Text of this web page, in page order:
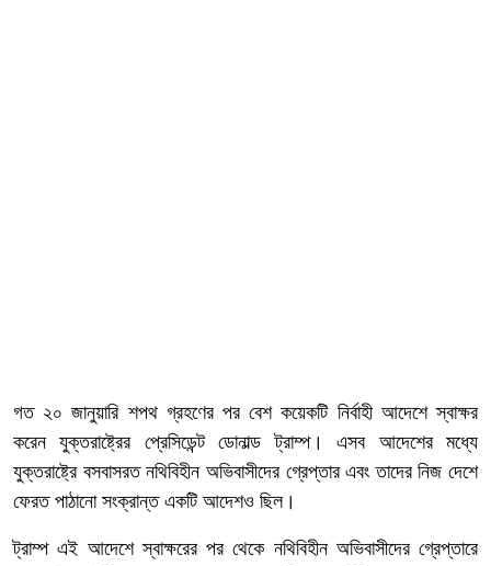
গত ২০ জানুয়ারি শপথ গ্রহণের পর বেশ কয়েকটি নির্বাহী আদেশে স্বাক্ষর
করেন যুক্তরাষ্ট্রের প্রেসিডেন্ট ডোনাল্ড ট্রাম্প। এসব আদেশের মধ্যে
যুক্তরাষ্ট্রে বসবাসরত নথিবিহীন অভিবাসীদের গ্রেপ্তার এবং তাদের নিজ দেশে
ফেরত পাঠানো সংক্রান্ত একটি আদেশও ছিল।
ট্রাম্প এই আদেশে স্বাক্ষরের পর থেকে নথিবিহীন অভিবাসীদের গ্রেপ্তারে